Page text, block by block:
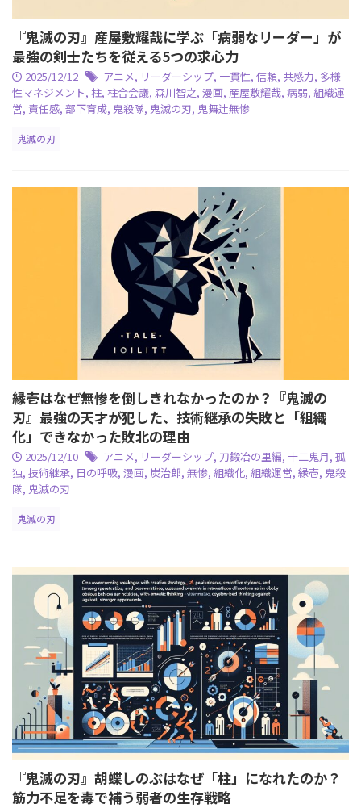
『鬼滅の刃』産屋敷耀哉に学ぶ「病弱なリーダー」が
最強の剣士たちを従える5つの求心力
2025/12/12 アニメ, リーダーシップ, 一貫性, 信頼, 共感力, 多様
性マネジメント, 柱, 柱合会議, 森川智之, 漫画, 産屋敷耀哉, 病弱, 組織運
営, 責任感, 部下育成, 鬼殺隊, 鬼滅の刃, 鬼舞辻無惨
鬼滅の刃
縁壱はなぜ無惨を倒しきれなかったのか？『鬼滅の
刃』最強の天才が犯した、技術継承の失敗と「組織
化」できなかった敗北の理由
2025/12/10 アニメ, リーダーシップ, 刀鍛冶の里編, 十二鬼月, 孤
独, 技術継承, 日の呼吸, 漫画, 炭治郎, 無惨, 組織化, 組織運営, 縁壱, 鬼殺
隊, 鬼滅の刃
鬼滅の刃
『鬼滅の刃』胡蝶しのぶはなぜ「柱」になれたのか？
筋力不足を毒で補う弱者の生存戦略